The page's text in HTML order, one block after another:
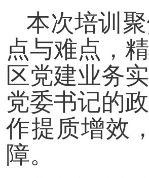
本次培训
点与难点，
区党建业务
党委书记的
作提质增效
障。